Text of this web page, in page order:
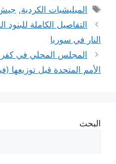
الوسوم
الميليشيات الكردية,
التفاصيل الكاملة
النار في سوريا
المجلس المحلي في
الأمم المتحدة قبل توزيعها
البحث